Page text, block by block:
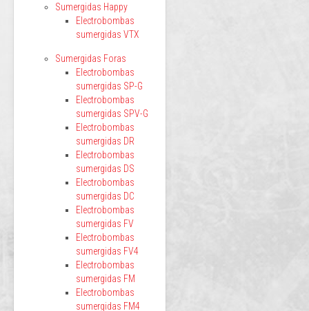
Sumergidas Happy
Electrobombas
sumergidas VTX
Sumergidas Foras
Electrobombas
sumergidas SP-G
Electrobombas
sumergidas SPV-G
Electrobombas
sumergidas DR
Electrobombas
sumergidas DS
Electrobombas
sumergidas DC
Electrobombas
sumergidas FV
Electrobombas
sumergidas FV4
Electrobombas
sumergidas FM
Electrobombas
sumergidas FM4